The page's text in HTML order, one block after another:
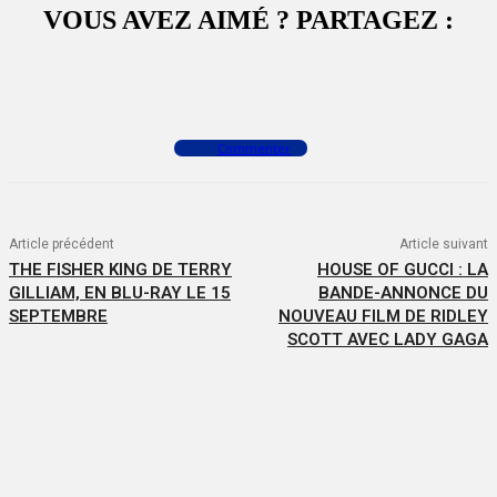
VOUS AVEZ AIMÉ ? PARTAGEZ :
Commenter
Article précédent
THE FISHER KING DE TERRY
GILLIAM, EN BLU-RAY LE 15
SEPTEMBRE
Article suivant
HOUSE OF GUCCI : LA
BANDE-ANNONCE DU
NOUVEAU FILM DE RIDLEY
SCOTT AVEC LADY GAGA